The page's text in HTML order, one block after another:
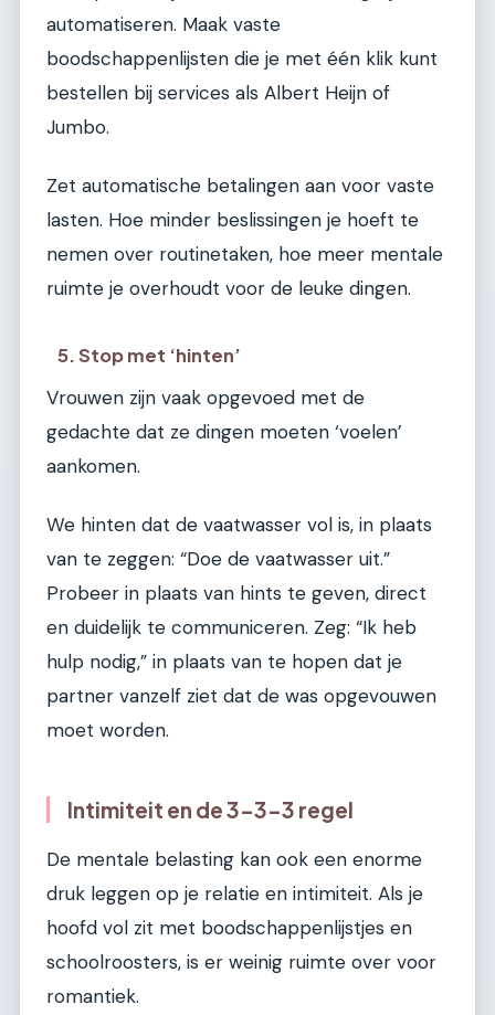
automatiseren. Maak vaste
boodschappenlijsten die je met één klik kunt
bestellen bij services als Albert Heijn of
Jumbo.
Zet automatische betalingen aan voor vaste
lasten. Hoe minder beslissingen je hoeft te
nemen over routinetaken, hoe meer mentale
ruimte je overhoudt voor de leuke dingen.
5. Stop met ‘hinten’
Vrouwen zijn vaak opgevoed met de
gedachte dat ze dingen moeten ‘voelen’
aankomen.
We hinten dat de vaatwasser vol is, in plaats
van te zeggen: “Doe de vaatwasser uit.”
Probeer in plaats van hints te geven, direct
en duidelijk te communiceren. Zeg: “Ik heb
hulp nodig,” in plaats van te hopen dat je
partner vanzelf ziet dat de was opgevouwen
moet worden.
Intimiteit en de 3-3-3 regel
De mentale belasting kan ook een enorme
druk leggen op je relatie en intimiteit. Als je
hoofd vol zit met boodschappenlijstjes en
schoolroosters, is er weinig ruimte over voor
romantiek.